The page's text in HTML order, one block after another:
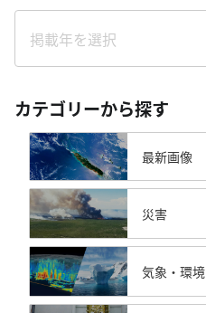
カテゴリーから探す
最新画像
災害
気象・環境